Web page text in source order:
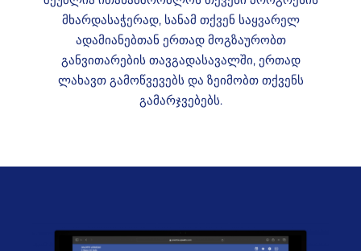
მხარდასაჭერად, სანამ თქვენ საყვარელ
ადამიანებთან ერთად მოგზაურობთ
განვითარების თავგადასავალში, ერთად
ლახავთ გამოწვევებს და ზეიმობთ თქვენს
გამარჯვებებს.